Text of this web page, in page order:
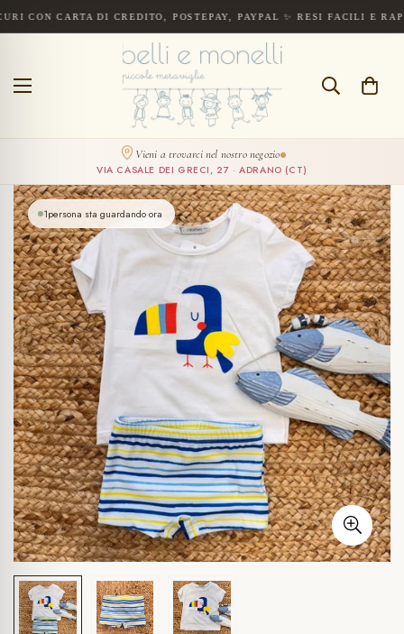
CARTA DI CREDITO, POSTEPAY, PAYPAL ✨ RESI FACILI E RAPIDI
Spedizione gratuita a partire da 300€. Pagamenti sicuri con carta di
CERCA
Vieni a trovarci nel nostro negozio
VIA CASALE DEI GRECI, 27 · ADRANO (CT)
1persona sta guardando ora